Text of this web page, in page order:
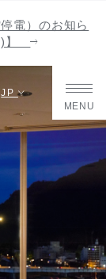
JP
MENU
電）のお知ら
)】